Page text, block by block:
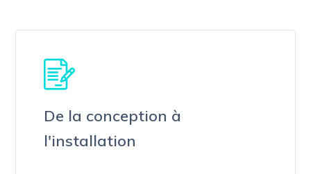
De la conception à
l'installation